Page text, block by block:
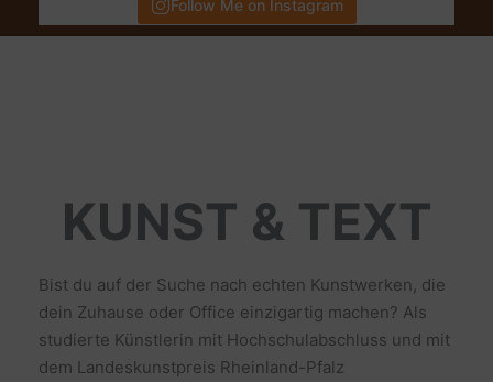
Follow Me on Instagram
KUNST & TEXT
Bist du auf der Suche nach echten Kunstwerken, die
dein Zuhause oder Office einzigartig machen? Als
studierte Künstlerin mit Hochschulabschluss und mit
dem Landeskunstpreis Rheinland-Pfalz